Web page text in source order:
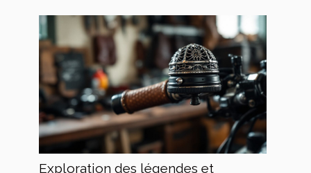
Exploration des légendes et